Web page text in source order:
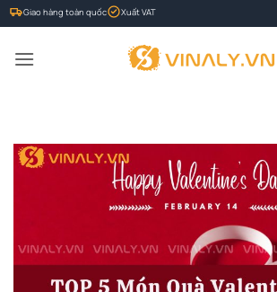
Bỏ
qua
nội
Giao hàng toàn quốc Xuất VAT